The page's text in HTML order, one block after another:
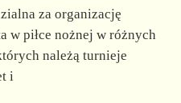
za organizację
w piłce nożnej w różnych
należą turnieje
i